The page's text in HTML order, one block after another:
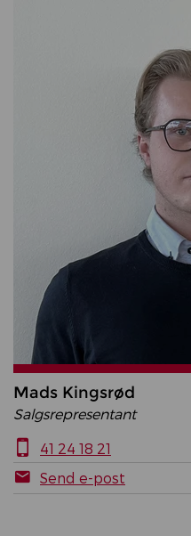
Mads Kingsrød
Salgsrepresentant
41 24 18 21
Send e-post